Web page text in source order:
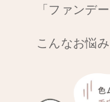
「ファンデ
こんなお悩